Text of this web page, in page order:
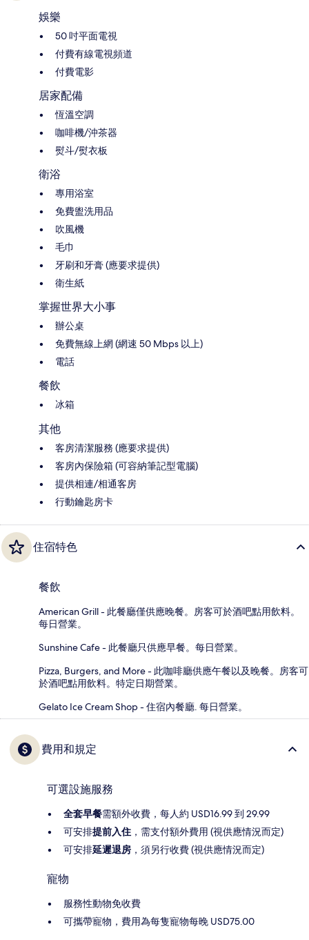
娛樂
50 吋平面電視
付費有線電視頻道
付費電影
居家配備
恆溫空調
咖啡機/沖茶器
熨斗/熨衣板
衛浴
專用浴室
免費盥洗用品
吹風機
毛巾
牙刷和牙膏 (應要求提供)
衛生紙
掌握世界大小事
辦公桌
免費無線上網 (網速 50 Mbps 以上)
電話
餐飲
冰箱
其他
客房清潔服務 (應要求提供)
客房內保險箱 (可容納筆記型電腦)
提供相連/相通客房
行動鑰匙房卡
住宿特色
餐飲
American Grill - 此餐廳僅供應晚餐。房客可於酒吧點用飲料。
每日營業。
Sunshine Cafe - 此餐廳只供應早餐。每日營業。
Pizza, Burgers, and More - 此咖啡廳供應午餐以及晚餐。房客可
於酒吧點用飲料。特定日期營業。
Gelato Ice Cream Shop - 住宿內餐廳. 每日營業。
費用和規定
可選設施服務
全套早餐需額外收費，每人約 USD16.99 到 29.99
可安排提前入住 ，需支付額外費用 (視供應情況而定)
可安排延遲退房 ，須另行收費 (視供應情況而定)
寵物
服務性動物免收費
可攜帶寵物，費用為每隻寵物每晚 USD75.00